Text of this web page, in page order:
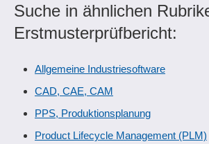
Suche in ähnlichen
Erstmusterprüfbericht:
Allgemeine Industriesoftware
CAD, CAE, CAM
PPS, Produktionsplanung
Product Lifecycle Management (PLM)